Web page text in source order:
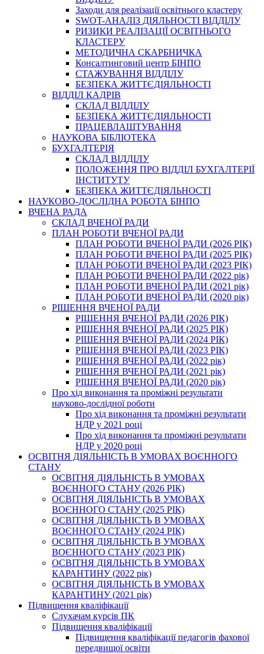
Заходи для реалізації освітнього кластеру
SWOT-АНАЛІЗ ДІЯЛЬНОСТІ ВІДДІЛУ
РИЗИКИ РЕАЛІЗАЦІЇ ОСВІТНЬОГО
КЛАСТЕРУ
МЕТОДИЧНА СКАРБНИЧКА
Консалтинговий центр БІНПО
СТАЖУВАННЯ ВІДДІЛУ
БЕЗПЕКА ЖИТТЄДІЯЛЬНОСТІ
ВІДДІЛ КАДРІВ
СКЛАД ВІДДІЛУ
БЕЗПЕКА ЖИТТЄДІЯЛЬНОСТІ
ПРАЦЕВЛАШТУВАННЯ
НАУКОВА БІБЛІОТЕКА
БУХГАЛТЕРІЯ
СКЛАД ВІДДІЛУ
ПОЛОЖЕННЯ ПРО ВІДДІЛ БУХГАЛТЕРІЇ
ІНСТИТУТУ
БЕЗПЕКА ЖИТТЄДІЯЛЬНОСТІ
НАУКОВО-ДОСЛІДНА РОБОТА БІНПО
ВЧЕНА РАДА
СКЛАД ВЧЕНОЇ РАДИ
ПЛАН РОБОТИ ВЧЕНОЇ РАДИ
ПЛАН РОБОТИ ВЧЕНОЇ РАДИ (2026 РІК)
ПЛАН РОБОТИ ВЧЕНОЇ РАДИ (2025 РІК)
ПЛАН РОБОТИ ВЧЕНОЇ РАДИ (2023 РІК)
ПЛАН РОБОТИ ВЧЕНОЇ РАДИ (2022 рік)
ПЛАН РОБОТИ ВЧЕНОЇ РАДИ (2021 рік)
ПЛАН РОБОТИ ВЧЕНОЇ РАДИ (2020 рік)
РІШЕННЯ ВЧЕНОЇ РАДИ
РІШЕННЯ ВЧЕНОЇ РАДИ (2026 РІК)
РІШЕННЯ ВЧЕНОЇ РАДИ (2025 РІК)
РІШЕННЯ ВЧЕНОЇ РАДИ (2024 РІК)
РІШЕННЯ ВЧЕНОЇ РАДИ (2023 РІК)
РІШЕННЯ ВЧЕНОЇ РАДИ (2022 рік)
РІШЕННЯ ВЧЕНОЇ РАДИ (2021 рік)
РІШЕННЯ ВЧЕНОЇ РАДИ (2020 рік)
Про хід виконання та проміжні результати
науково-дослідної роботи
Про хід виконання та проміжні результати
НДР у 2021 році
Про хід виконання та проміжні результати
НДР у 2020 році
ОСВІТНЯ ДІЯЛЬНІСТЬ В УМОВАХ ВОЄННОГО
СТАНУ
ОСВІТНЯ ДІЯЛЬНІСТЬ В УМОВАХ
ВОЄННОГО СТАНУ (2026 РІК)
ОСВІТНЯ ДІЯЛЬНІСТЬ В УМОВАХ
ВОЄННОГО СТАНУ (2025 РІК)
ОСВІТНЯ ДІЯЛЬНІСТЬ В УМОВАХ
ВОЄННОГО СТАНУ (2024 РІК)
ОСВІТНЯ ДІЯЛЬНІСТЬ В УМОВАХ
ВОЄННОГО СТАНУ (2023 РІК)
ОСВІТНЯ ДІЯЛЬНІСТЬ В УМОВАХ
КАРАНТИНУ (2022 рік)
ОСВІТНЯ ДІЯЛЬНІСТЬ В УМОВАХ
КАРАНТИНУ (2021 рік)
Підвищення кваліфікації
Слухачам курсів ПК
Підвищення кваліфікації
Підвищення кваліфікації педагогів фахової
передвищої освіти